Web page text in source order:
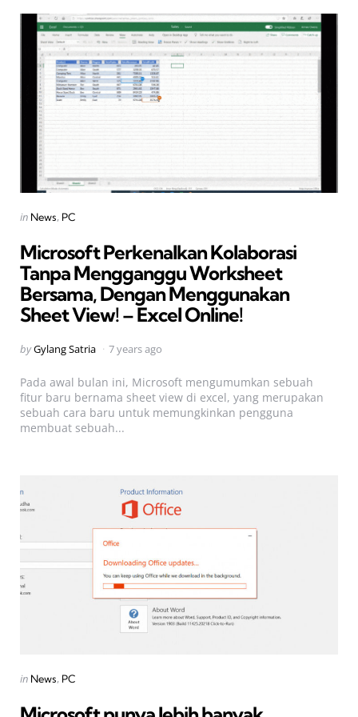
Categories
Posted
in News PC
Microsoft Perkenalkan Kolaborasi
Tanpa Mengganggu Worksheet
Bersama, Dengan Menggunakan
Sheet View! – Excel Online!
Posted
byGylang Satria 7 years ago
Pada awal bulan ini, Microsoft mengumumkan sebuah
fitur baru bernama sheet view di excel, yang merupakan
sebuah cara baru untuk memungkinkan pengguna
membuat sebuah...
Categories
Posted
in News PC